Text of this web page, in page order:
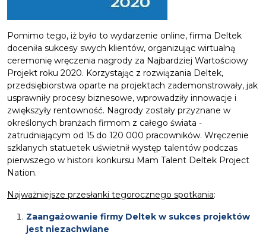
Pomimo tego, iż było to wydarzenie online, firma Deltek
doceniła sukcesy swych klientów, organizując wirtualną
ceremonię wręczenia nagrody za Najbardziej Wartościowy
Projekt roku 2020. Korzystając z rozwiązania Deltek,
przedsiębiorstwa oparte na projektach zademonstrowały, jak
usprawniły procesy biznesowe, wprowadziły innowacje i
zwiększyły rentowność. Nagrody zostały przyznane w
określonych branżach firmom z całego świata -
zatrudniającym od 15 do 120 000 pracowników. Wręczenie
szklanych statuetek uświetnił występ talentów podczas
pierwszego w historii konkursu Mam Talent Deltek Project
Nation.
Najważniejsze przesłanki tegorocznego spotkania:
Zaangażowanie firmy Deltek w sukces projektów
jest niezachwiane